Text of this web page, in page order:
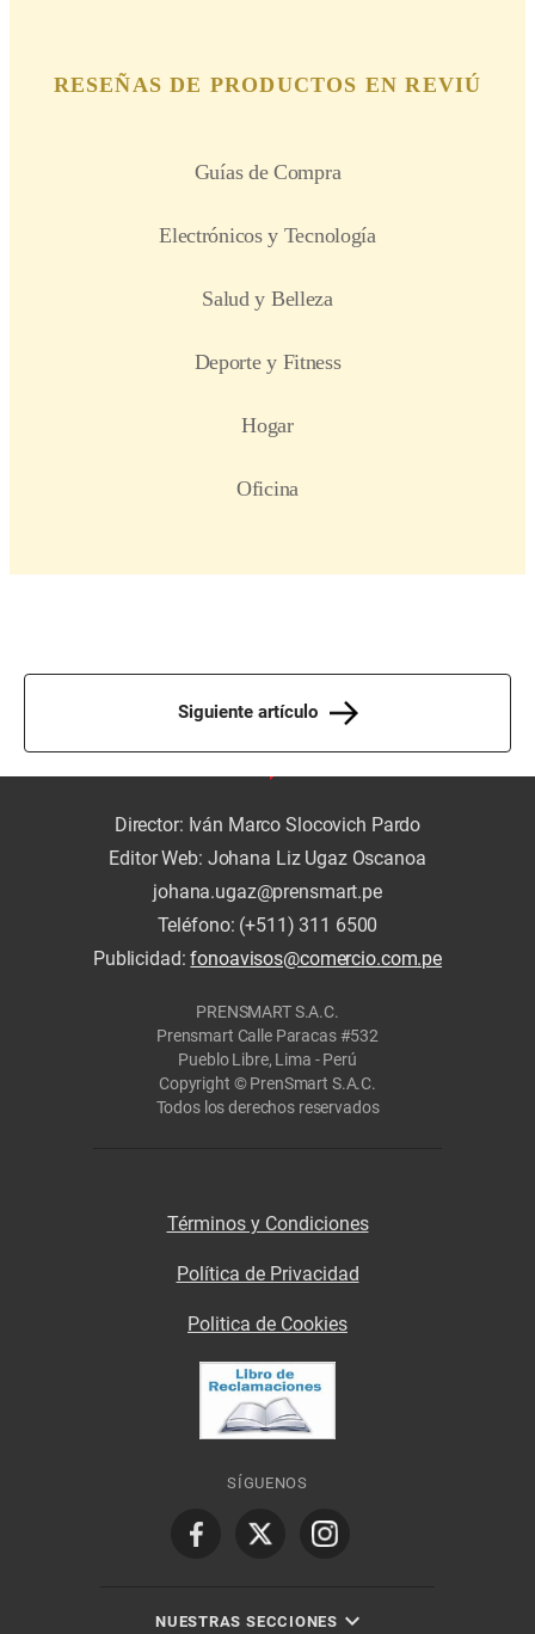
Siguiente artículo
Director: Iván Marco Slocovich Pardo
Editor Web: Johana Liz Ugaz Oscanoa
johana.ugaz@prensmart.pe
Teléfono: (+511) 311 6500
Publicidad:fonoavisos@comercio.com.pe
PRENSMART S.A.C.
Prensmart Calle Paracas #532
Pueblo Libre, Lima - Perú
Copyright © PrenSmart S.A.C.
Todos los derechos reservados
Términos y Condiciones
Política de Privacidad
Politica de Cookies
SÍGUENOS
NUESTRAS SECCIONES